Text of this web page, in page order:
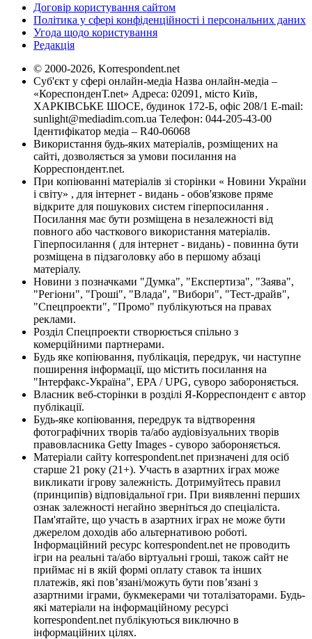
Договір користування сайтом
Політика у сфері конфіденційності і персональних даних
Угода щодо користування
Редакція
© 2000-2026, Korrespondent.net
Суб'єкт у сфері онлайн-медіа Назва онлайн-медіа –
«КореспонденТ.net» Адреса: 02091, місто Київ,
ХАРКІВСЬКЕ ШОСЕ, будинок 172-Б, офіс 208/1 E-mail:
sunlight@mediadim.com.ua Телефон: 044-205-43-00
Ідентифікатор медіа – R40-06068
Використання будь-яких матеріалів, розміщених на
сайті, дозволяється за умови посилання на
Корреспондент.net.
При копіюванні матеріалів зі сторінки « Новини України
і світу» , для інтернет - видань - обов'язкове пряме
відкрите для пошукових систем гіперпосилання .
Посилання має бути розміщена в незалежності від
повного або часткового використання матеріалів.
Гіперпосилання ( для інтернет - видань) - повинна бути
розміщена в підзаголовку або в першому абзаці
матеріалу.
Новини з позначками "Думка", "Експертиза", "Заява",
"Регіони", "Гроші", "Влада", "Вибори", "Тест-драйв",
"Спецпроекти", "Промо" публікуються на правах
реклами.
Розділ Спецпроекти створюється спільно з
комерційними партнерами.
Будь яке копіювання, публікація, передрук, чи наступне
поширення інформації, що містить посилання на
"Інтерфакс-Україна", EPA / UPG, суворо забороняється.
Власник веб-сторінки в розділі Я-Корреспондент є автор
публікації.
Будь-яке копіювання, передрук та відтворення
фотографічних творів та/або аудіовізуальних творів
правовласника Getty Images - суворо забороняється.
Матеріали сайту korrespondent.net призначені для осіб
старше 21 року (21+). Участь в азартних іграх може
викликати ігрову залежність. Дотримуйтесь правил
(принципів) відповідальної гри. При виявленні перших
ознак залежності негайно зверніться до спеціаліста.
Пам'ятайте, що участь в азартних іграх не може бути
джерелом доходів або альтернативою роботі.
Інформаційний ресурс korrespondent.net не проводить
ігри на реальні та/або віртуальні гроші, також сайт не
приймає ні в якій формі оплату ставок та інших
платежів, які пов’язані/можуть бути пов’язані з
азартними іграми, букмекерами чи тоталізаторами. Будь-
які матеріали на інформаційному ресурсі
korrespondent.net публікуються виключно в
інформаційних цілях.